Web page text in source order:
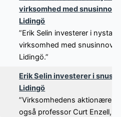
virksomhed med
Lidingö
”Erik Selin investerer i
virksomhed med
Lidingö.”
Erik Selin investerer i snus-
Lidingö
”Virksomhedens aktionærer
også professor Curt Enzell,